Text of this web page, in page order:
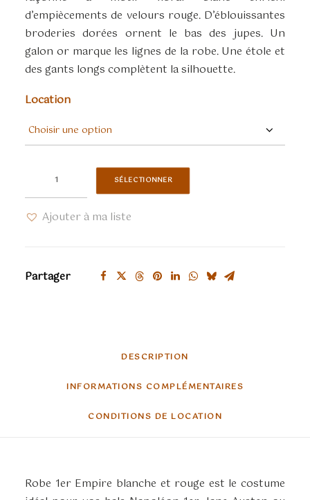
d’empiècements de velours rouge. D’éblouissantes
broderies dorées ornent le bas des jupes. Un
galon or marque les lignes de la robe. Une étole et
des gants longs complètent la silhouette.
Location
1er
et
SÉLECTIONNER
Ajouter à ma liste
Partager
DESCRIPTION
INFORMATIONS COMPLÉMENTAIRES
CONDITIONS DE LOCATION
Robe 1er Empire blanche et rouge est le costume